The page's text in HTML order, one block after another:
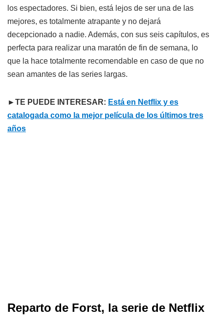
los espectadores. Si bien, está lejos de ser una de las
mejores, es totalmente atrapante y no dejará
decepcionado a nadie. Además, con sus seis capítulos, es
perfecta para realizar una maratón de fin de semana, lo
que la hace totalmente recomendable en caso de que no
sean amantes de las series largas.
►TE PUEDE INTERESAR: Está en Netflix y es
catalogada como la mejor película de los últimos tres
años
Reparto de Forst, la serie de Netflix